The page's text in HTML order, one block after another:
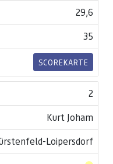
29,6
35
SCOREKARTE
2
Kurt Joham
Loipersdorf